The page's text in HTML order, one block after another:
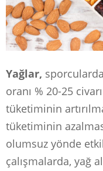
Yağlar,
oranı % 20-25
tüketiminin
tüketiminin
olumsuz yönde
çalışmalarda, yağ